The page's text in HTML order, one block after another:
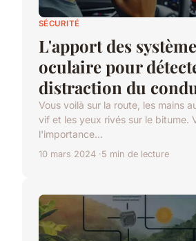
SÉCURITÉ
L'apport des
oculaire pour
distraction du
Vous voilà sur la route, les mains
vif et les yeux rivés sur le bitume.
l'importance...
10 mars 2024 5 min de lecture